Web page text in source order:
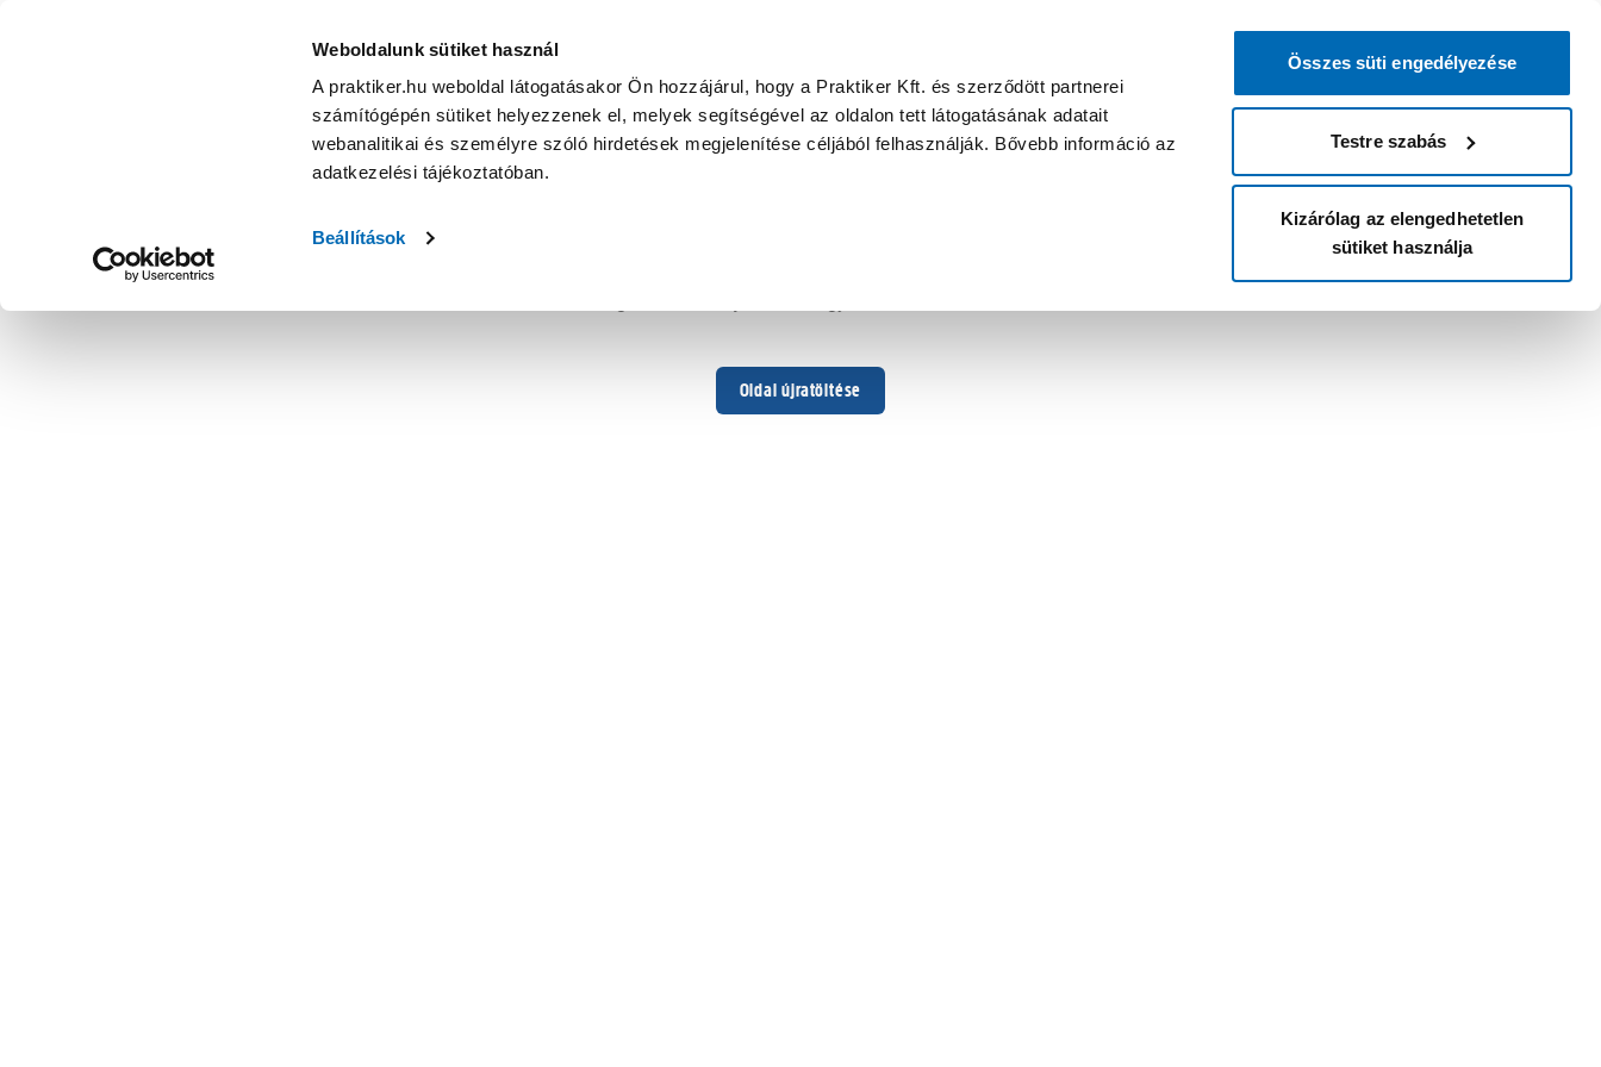
Weboldalunk sütiket használ
A praktiker.hu weboldal látogatásakor Ön hozzájárul, hogy a Praktiker Kft. és szerződött partnerei
számítógépén sütiket helyezzenek el, melyek segítségével az oldalon tett látogatásának adatait
webanalitikai és személyre szóló hirdetések megjelenítése céljából felhasználják. Bővebb információ az
adatkezelési tájékoztatóban.
Beállítások
Összes süti engedélyezése
Testre szabás
Kizárólag az elengedhetetlen
sütiket használja
Oldal újratöltése